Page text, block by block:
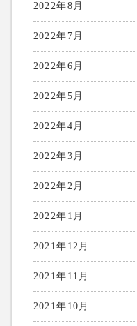
2022年8月
2022年7月
2022年6月
2022年5月
2022年4月
2022年3月
2022年2月
2022年1月
2021年12月
2021年11月
2021年10月